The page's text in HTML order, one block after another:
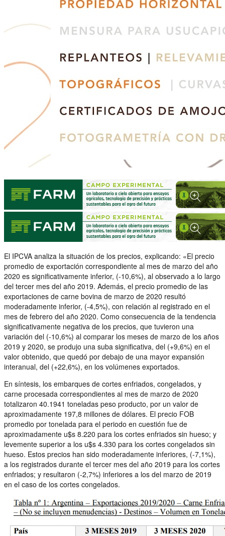
El IPCVA analiza la situación de los precios, explicando: «El precio
promedio de exportación correspondiente al mes de marzo del año
2020 es significativamente inferior, (-10,6%), al observado a lo largo
del tercer mes del año 2019. Además, el precio promedio de las
exportaciones de carne bovina de marzo de 2020 resultó
moderadamente inferior, (-4,5%), con relación al registrado en el
mes de febrero del año 2020. Como consecuencia de la tendencia
significativamente negativa de los precios, que tuvieron una
variación del (-10,6%) al comparar los meses de marzo de los años
2019 y 2020, se produjo una suba significativa, del (+9,6%) en el
valor obtenido, que quedó por debajo de una mayor expansión
interanual, del (+22,6%), en los volúmenes exportados.
En síntesis, los embarques de cortes enfriados, congelados, y
carne procesada correspondientes al mes de marzo de 2020
totalizaron 40.1941 toneladas peso producto, por un valor de
aproximadamente 197,8 millones de dólares. El precio FOB
promedio por tonelada para el periodo en cuestión fue de
aproximadamente u$s 8.220 para los cortes enfriados sin hueso; y
levemente superior a los u$s 4.330 para los cortes congelados sin
hueso. Estos precios han sido moderadamente inferiores, (-7,1%),
a los registrados durante el tercer mes del año 2019 para los cortes
enfriados; y resultaron (-2,7%) inferiores a los del marzo de 2019
en el caso de los cortes congelados.